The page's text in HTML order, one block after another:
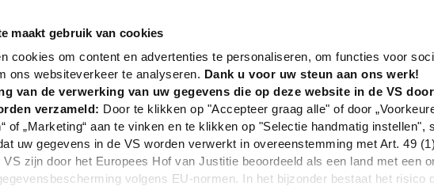
maakt gebruik van cookies
cookies om content en advertenties te personaliseren, om functies voor
ons websiteverkeer te analyseren. Dank u voor uw steun aan ons werk!
van de verwerking van uw gegevens die op deze website in de VS
verzameld: Door te klikken op "Accepteer graag alle" of door
of „Marketing“ aan te vinken en te klikken op "Selectie handmatig instellen",
uw gegevens in de VS worden verwerkt in overeenstemming met Art. 49
VS zijn door het Europees Hof van Justitie beoordeeld als een land met een
volgens EU-normen. In het bijzonder bestaat het risico